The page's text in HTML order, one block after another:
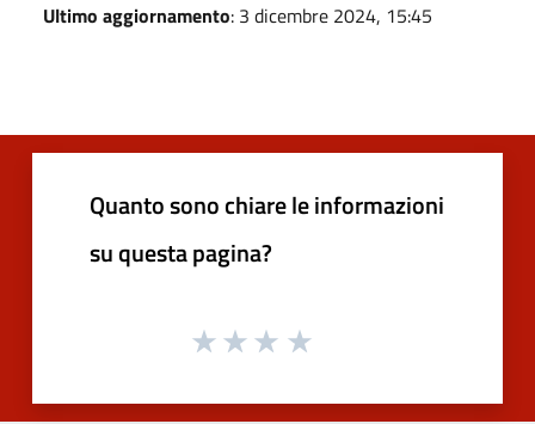
Ultimo aggiornamento: 3 dicembre 2024, 15:45
Quanto sono chiare le informazioni
su questa pagina?